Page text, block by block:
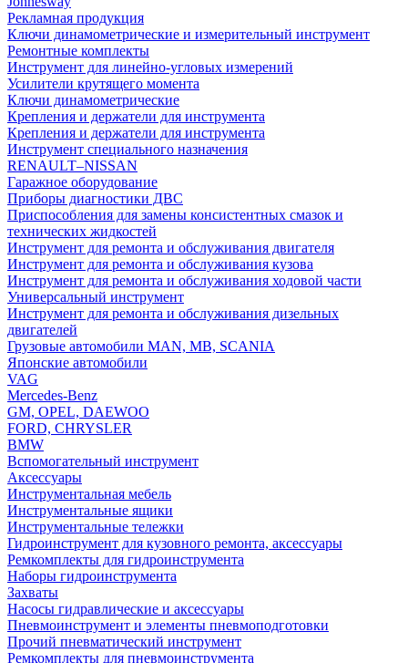
Рекламная продукция
Ключи динамометрические и измерительный инструмент
Ремонтные комплекты
Инструмент для линейно-угловых измерений
Усилители крутящего момента
Ключи динамометрические
Крепления и держатели для инструмента
Крепления и держатели для инструмента
Инструмент специального назначения
RENAULT–NISSAN
Гаражное оборудование
Приборы диагностики ДВС
Приспособления для замены консистентных смазок и
технических жидкостей
Инструмент для ремонта и обслуживания двигателя
Инструмент для ремонта и обслуживания кузова
Инструмент для ремонта и обслуживания ходовой части
Универсальный инструмент
Инструмент для ремонта и обслуживания дизельных
двигателей
Грузовые автомобили MAN, MB, SCANIA
Японские автомобили
VAG
Mercedes-Benz
GM, OPEL, DAEWOO
FORD, CHRYSLER
BMW
Вспомогательный инструмент
Аксессуары
Инструментальная мебель
Инструментальные ящики
Инструментальные тележки
Гидроинструмент для кузовного ремонта, аксессуары
Ремкомплекты для гидроинструмента
Наборы гидроинструмента
Захваты
Насосы гидравлические и аксессуары
Пневмоинструмент и элементы пневмоподготовки
Прочий пневматический инструмент
Ремкомплекты для пневмоинструмента